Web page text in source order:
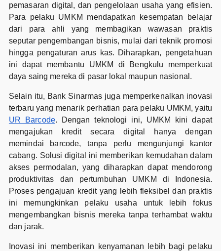
pemasaran digital, dan pengelolaan usaha yang efisien.
Para pelaku UMKM mendapatkan kesempatan belajar
dari para ahli yang membagikan wawasan praktis
seputar pengembangan bisnis, mulai dari teknik promosi
hingga pengaturan arus kas. Diharapkan, pengetahuan
ini dapat membantu UMKM di Bengkulu memperkuat
daya saing mereka di pasar lokal maupun nasional.
Selain itu, Bank Sinarmas juga memperkenalkan inovasi
terbaru yang menarik perhatian para pelaku UMKM, yaitu
UR Barcode. Dengan teknologi ini, UMKM kini dapat
mengajukan kredit secara digital hanya dengan
memindai barcode, tanpa perlu mengunjungi kantor
cabang. Solusi digital ini memberikan kemudahan dalam
akses permodalan, yang diharapkan dapat mendorong
produktivitas dan pertumbuhan UMKM di Indonesia.
Proses pengajuan kredit yang lebih fleksibel dan praktis
ini memungkinkan pelaku usaha untuk lebih fokus
mengembangkan bisnis mereka tanpa terhambat waktu
dan jarak.
Inovasi ini memberikan kenyamanan lebih bagi pelaku